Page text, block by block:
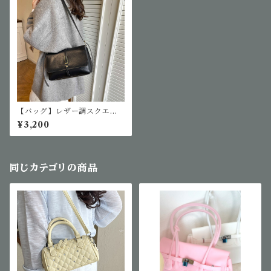
【バッグ】レザー調スクエア
バッグ
¥3,200
同じカテゴリの商品